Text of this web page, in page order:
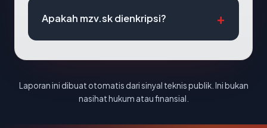
Apakah mzv.sk dienkripsi?
Laporan ini dibuat otomatis dari sinyal teknis publik. Ini bukan
nasihat hukum atau finansial.